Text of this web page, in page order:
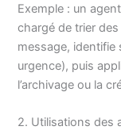
Exemple : un
chargé de trier
message, identifie
urgence), puis
l’archivage ou la
2. Utilisations des